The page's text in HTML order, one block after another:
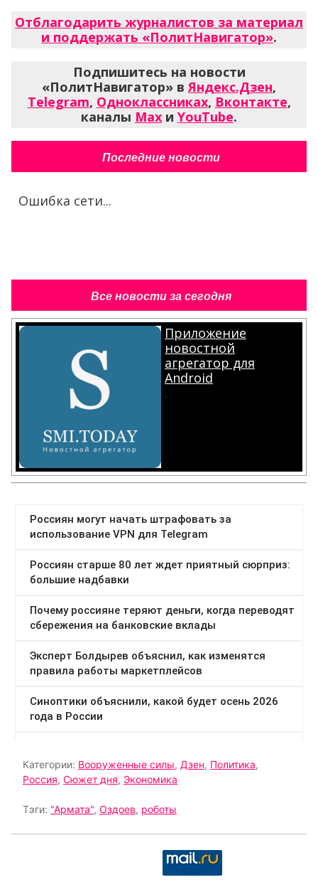
Отблагодарить журналистов за материал
и поддержать «ПолитНавигатор».
Подпишитесь на новости
«ПолитНавигатор» вЯндекс.Дзен,
Telegram, Одноклассниках, Вконтакте,
каналы Max и YouTube.
Последние новости
Ошибка сети...
Все новости за сегодня
Приложение
новостной
агрегатор для
Android
.
Категории: Вооруженные силы, Дзен, Политика,
Россия, Сюжет дня, Экономика
Тэги: "Армата", Оздоев, роботы